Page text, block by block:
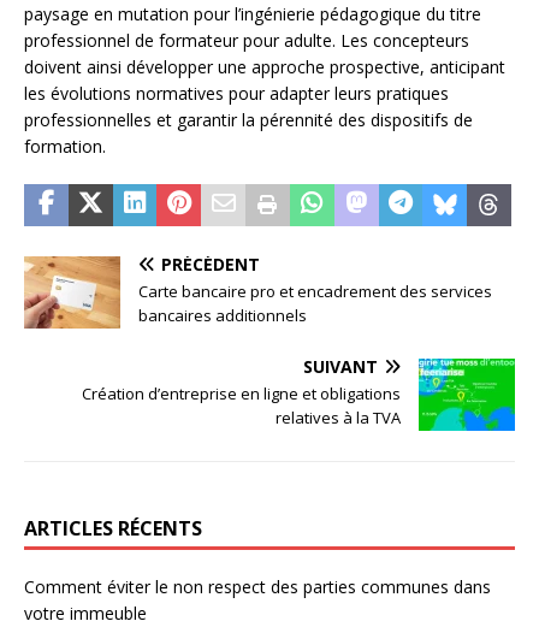
paysage en mutation pour l’ingénierie pédagogique du titre
professionnel de formateur pour adulte. Les concepteurs
doivent ainsi développer une approche prospective, anticipant
les évolutions normatives pour adapter leurs pratiques
professionnelles et garantir la pérennité des dispositifs de
formation.
PRÉCÉDENT
Carte bancaire pro et encadrement des services
bancaires additionnels
SUIVANT
Création d’entreprise en ligne et obligations
relatives à la TVA
ARTICLES RÉCENTS
Comment éviter le non respect des parties communes dans
votre immeuble